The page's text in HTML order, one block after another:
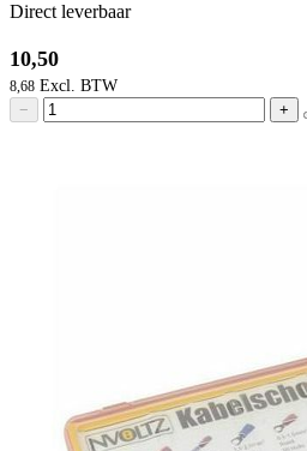
Direct leverbaar
10,50
8,68
− +